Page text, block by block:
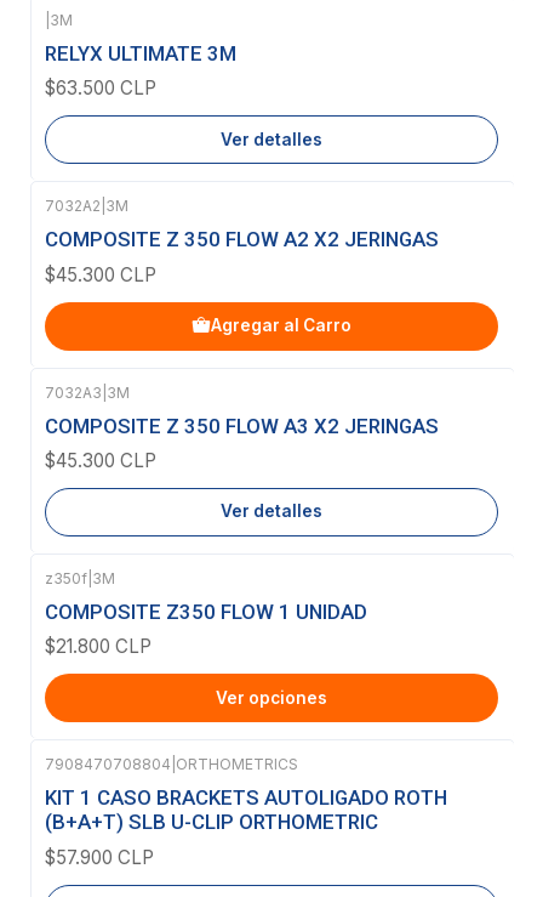
Agotado
3M
RELYX ULTIMATE 3M
$63.500 CLP
Ver detalles
7032A2 3M
COMPOSITE Z 350 FLOW A2 X2 JERINGAS
$45.300 CLP
Agregar al Carro
Agotado
7032A3 3M
COMPOSITE Z 350 FLOW A3 X2 JERINGAS
$45.300 CLP
Ver detalles
z350f 3M
COMPOSITE Z350 FLOW 1 UNIDAD
$21.800 CLP
Ver opciones
Agotado
7908470708804 ORTHOMETRICS
KIT 1 CASO BRACKETS AUTOLIGADO ROTH
(B+A+T) SLB U-CLIP ORTHOMETRIC
$57.900 CLP